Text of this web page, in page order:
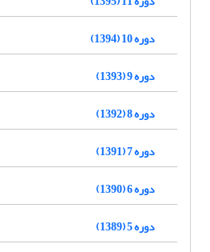
دوره 10 (1394)
دوره 9 (1393)
دوره 8 (1392)
دوره 7 (1391)
دوره 6 (1390)
دوره 5 (1389)